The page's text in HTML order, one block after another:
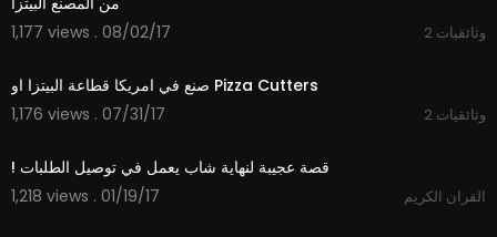
1,177 views . 08/02/17
وثائقيات 2
صنع في امريكا قطاعة البيتزا او Pizza Cutters
1,176 views . 07/31/17
وثائقيات 2
1,218 views . 01/19/17
القران الكريم